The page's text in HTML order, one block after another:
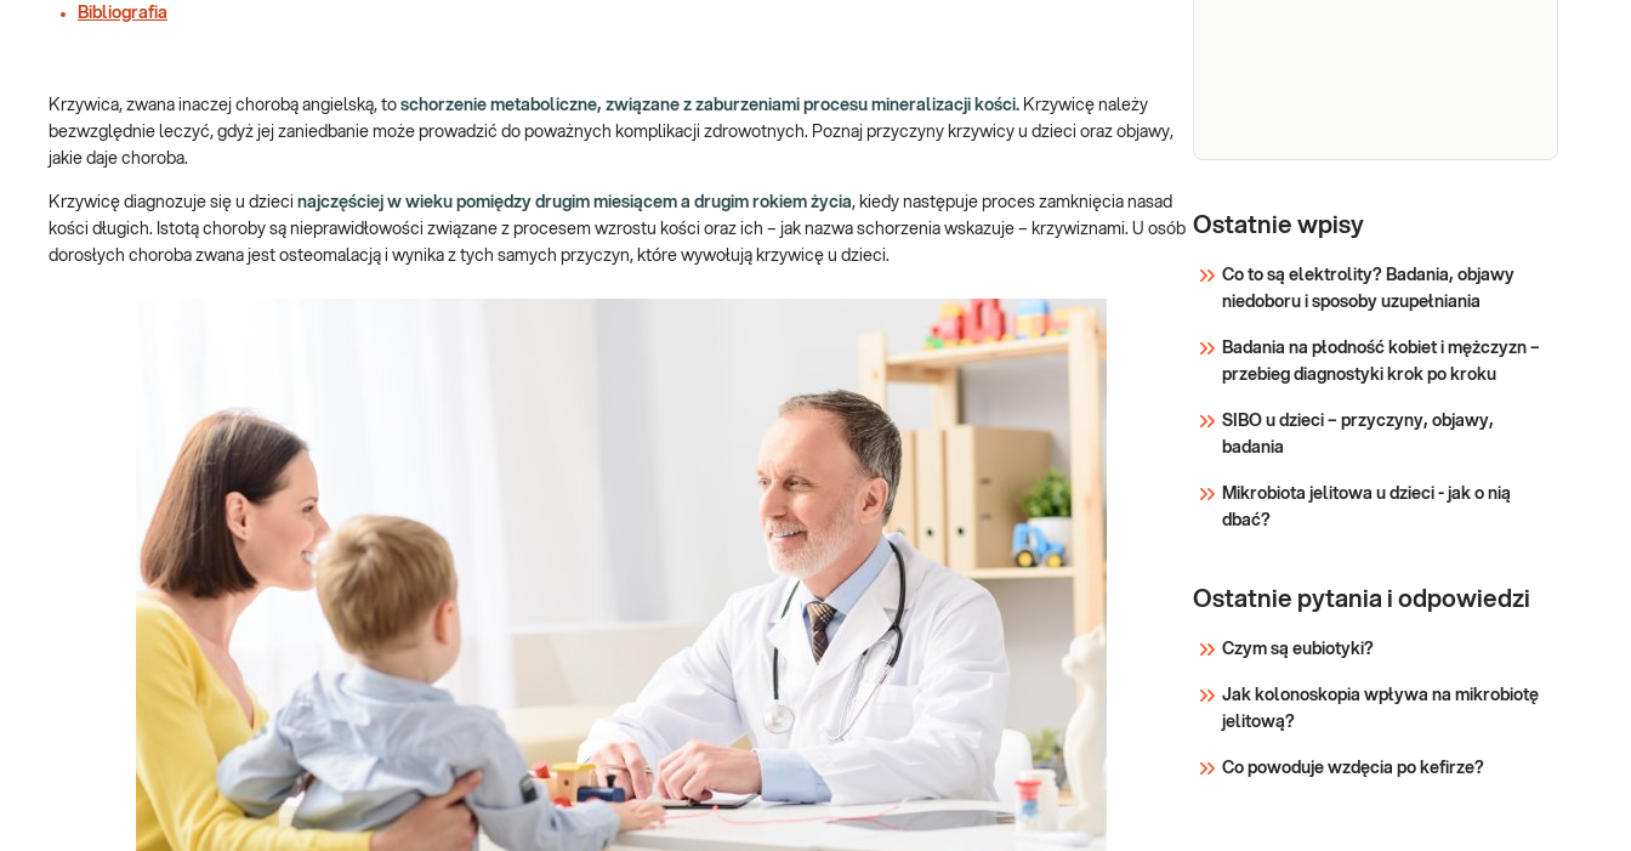
Bibliografia
Krzywica, zwana inaczej chorobą angielską, to schorzenie metaboliczne, związane z zaburzeniami procesu mineralizacji kości. Krzywicę należy
bezwzględnie leczyć, gdyż jej zaniedbanie może prowadzić do poważnych komplikacji zdrowotnych. Poznaj przyczyny krzywicy u dzieci oraz objawy,
jakie daje choroba.
Krzywicę diagnozuje się u dzieci najczęściej w wieku pomiędzy drugim miesiącem a drugim rokiem życia, kiedy następuje proces zamknięcia nasad
kości długich. Istotą choroby są nieprawidłowości związane z procesem wzrostu kości oraz ich – jak nazwa schorzenia wskazuje – krzywiznami. U osób
dorosłych choroba zwana jest osteomalacją i wynika z tych samych przyczyn, które wywołują krzywicę u dzieci.
D3
25(OH)
hydroksy witaminy D -
witaminy 25(OH)D, przydatna
w przebiegu zaburzeń
fosforanowej, w tym chorób
metabolicznych tkanki kostnej
Sprawdź
Ostatnie wpisy
Co to są elektrolity? Badania, objawy
niedoboru i sposoby uzupełniania
Badania na płodność kobiet i mężczyzn –
przebieg diagnostyki krok po kroku
SIBO u dzieci – przyczyny, objawy,
badania
Mikrobiota jelitowa u dzieci - jak o nią
dbać?
Ostatnie pytania i odpowiedzi
Czym są eubiotyki?
Jak kolonoskopia wpływa na mikrobiotę
jelitową?
Co powoduje wzdęcia po kefirze?